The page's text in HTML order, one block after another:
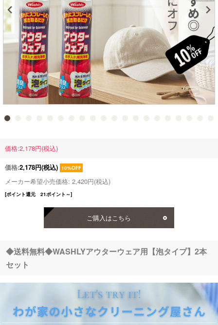
価格:2,178円(税込)
価格:2,178円(税込) 10%OFF
メーカー希望小売価格: 2,420円(税込)
[ポイント還元 21ポイント～]
ご購入はこちら
◆送料無料◆WASHLYアウターウェア用【泡タイプ】2本
セット